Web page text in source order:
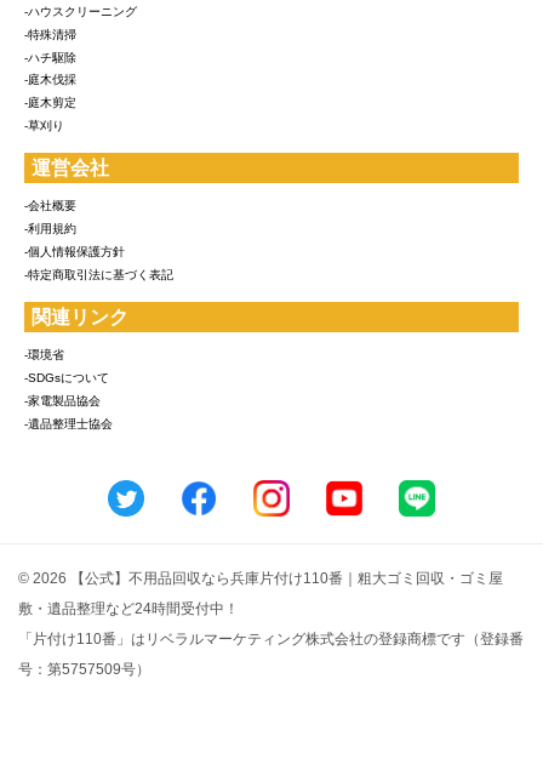
-ハウスクリーニング
-特殊清掃
-ハチ駆除
-庭木伐採
-庭木剪定
-草刈り
運営会社
-会社概要
-利用規約
-個人情報保護方針
-特定商取引法に基づく表記
関連リンク
-環境省
-SDGsについて
-家電製品協会
-遺品整理士協会
© 2026 【公式】不用品回収なら兵庫片付け110番｜粗大ゴミ回収・ゴミ屋
敷・遺品整理など24時間受付中！
「片付け110番」はリベラルマーケティング株式会社の登録商標です（登録番
号：第5757509号）